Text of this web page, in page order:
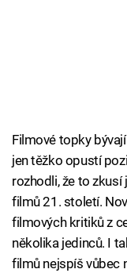
Filmové topky
jen těžko opustí
rozhodli, že to
filmů 21. století.
filmových kritiků z
několika jedinců. I
filmů nejspíš vůbec